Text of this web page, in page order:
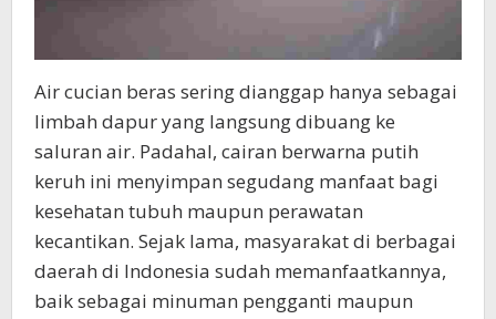
Air cucian beras sering dianggap hanya sebagai
limbah dapur yang langsung dibuang ke
saluran air. Padahal, cairan berwarna putih
keruh ini menyimpan segudang manfaat bagi
kesehatan tubuh maupun perawatan
kecantikan. Sejak lama, masyarakat di berbagai
daerah di Indonesia sudah memanfaatkannya,
baik sebagai minuman pengganti maupun